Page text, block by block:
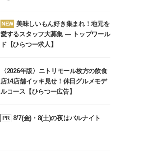
NEW 美味しいもん好き集まれ！地元を
愛するスタッフ大募集 ― トップワール
ド【ひらつー求人】
〈2026年版〉ニトリモール枚方の飲食
店14店舗イッキ見せ！休日グルメモデ
ルコース【ひらつー広告】
PR 8/7(金)・8(土)の夜はバルナイト